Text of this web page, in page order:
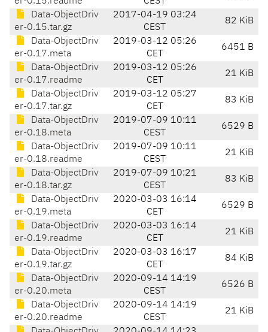
Data-ObjectDriv
er-0.15.tar.gz
2017-04-19 03:24
CEST
82 KiB
Data-ObjectDriv
er-0.17.meta
2019-03-12 05:26
CET
6451 B
Data-ObjectDriv
er-0.17.readme
2019-03-12 05:26
CET
21 KiB
Data-ObjectDriv
er-0.17.tar.gz
2019-03-12 05:27
CET
83 KiB
Data-ObjectDriv
er-0.18.meta
2019-07-09 10:11
CEST
6529 B
Data-ObjectDriv
er-0.18.readme
2019-07-09 10:11
CEST
21 KiB
Data-ObjectDriv
er-0.18.tar.gz
2019-07-09 10:21
CEST
83 KiB
Data-ObjectDriv
er-0.19.meta
2020-03-03 16:14
CET
6529 B
Data-ObjectDriv
er-0.19.readme
2020-03-03 16:14
CET
21 KiB
Data-ObjectDriv
er-0.19.tar.gz
2020-03-03 16:17
CET
84 KiB
Data-ObjectDriv
er-0.20.meta
2020-09-14 14:19
CEST
6526 B
Data-ObjectDriv
er-0.20.readme
2020-09-14 14:19
CEST
21 KiB